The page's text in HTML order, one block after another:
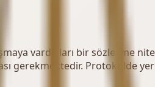
vardıkları bir sözleşme
gerekmektedir. Protokolde